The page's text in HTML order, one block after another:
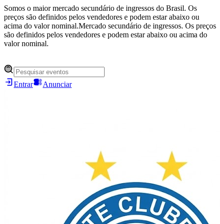
Somos o maior mercado secundário de ingressos do Brasil. Os
preços são definidos pelos vendedores e podem estar abaixo ou
acima do valor nominal.Mercado secundário de ingressos. Os preços
são definidos pelos vendedores e podem estar abaixo ou acima do
valor nominal.
Entrar Anunciar